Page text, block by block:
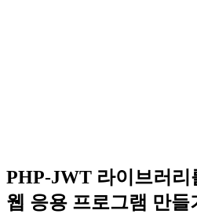
PHP-JWT 라이브러리
웹 응용 프로그램 만들